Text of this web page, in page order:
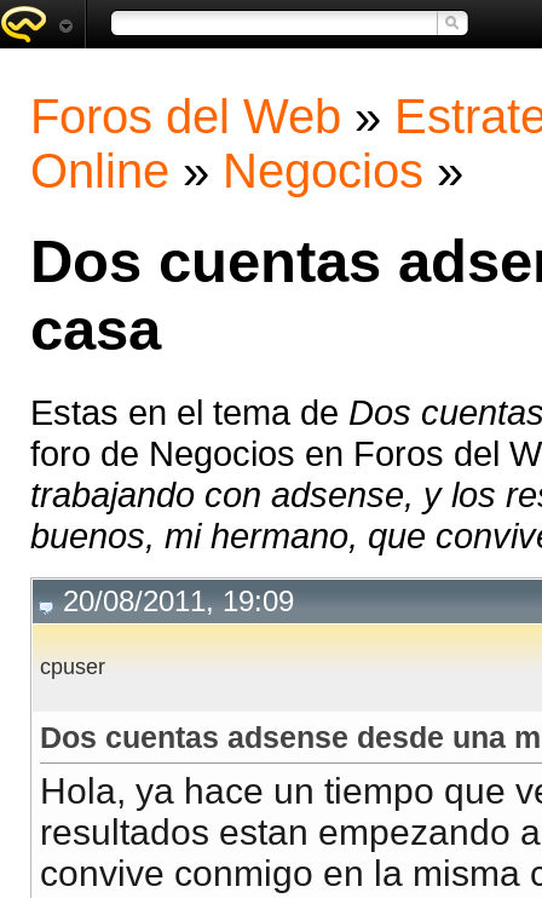
Foros del Web »
Online » Negocios »
Dos cuentas
casa
Estas en el tema de Dos
foro de Negocios en Foros del
trabajando con adsense, y los
buenos, mi hermano, que
20/08/2011, 19:09
cpuser
Dos cuentas adsense desde una
Hola, ya hace un tiempo que
resultados estan empezando
convive conmigo en la misma